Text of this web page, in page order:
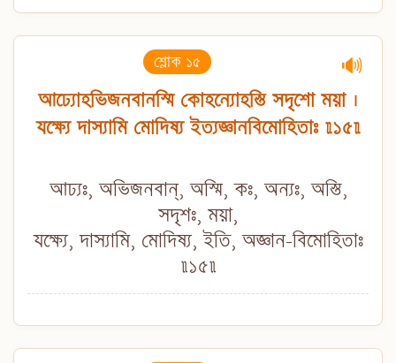
শ্লোক ১৫ 🔊
আঢ্যোহভিজনবানস্মি কোহন্যোহস্তি সদৃশো ময়া ।
যক্ষ্যে দাস্যামি মোদিষ্য ইত্যজ্ঞানবিমোহিতাঃ ॥১৫॥
আঢ্যঃ, অভিজনবান্, অস্মি, কঃ, অন্যঃ, অস্তি,
সদৃশঃ, ময়া,
যক্ষ্যে, দাস্যামি, মোদিষ্য, ইতি, অজ্ঞান-বিমোহিতাঃ
॥১৫॥